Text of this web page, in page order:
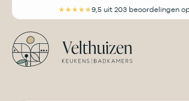
inhoud
★★★★★9,5 uit 203 beoordelingen